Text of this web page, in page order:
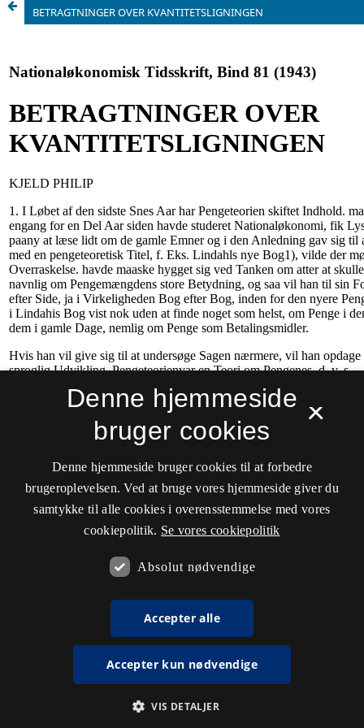
BETRAGTNINGER OVER KVANTITETSLIGNINGEN
×
Denne hjemmeside
bruger cookies
Denne hjemmeside bruger cookies til at forbedre
brugeroplevelsen. Ved at bruge vores hjemmeside giver du
samtykke til alle cookies i overensstemmelse med vores
cookiepolitik. Se vores cookiepolitik
Absolut nødvendige
Accepter alle
Accepter kun nødvendige
VIS DETALJER